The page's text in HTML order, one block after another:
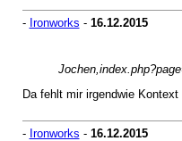
- Ironworks - 16.12.2015
Da fehlt mir irgendwie Kontext
- Ironworks - 16.12.2015